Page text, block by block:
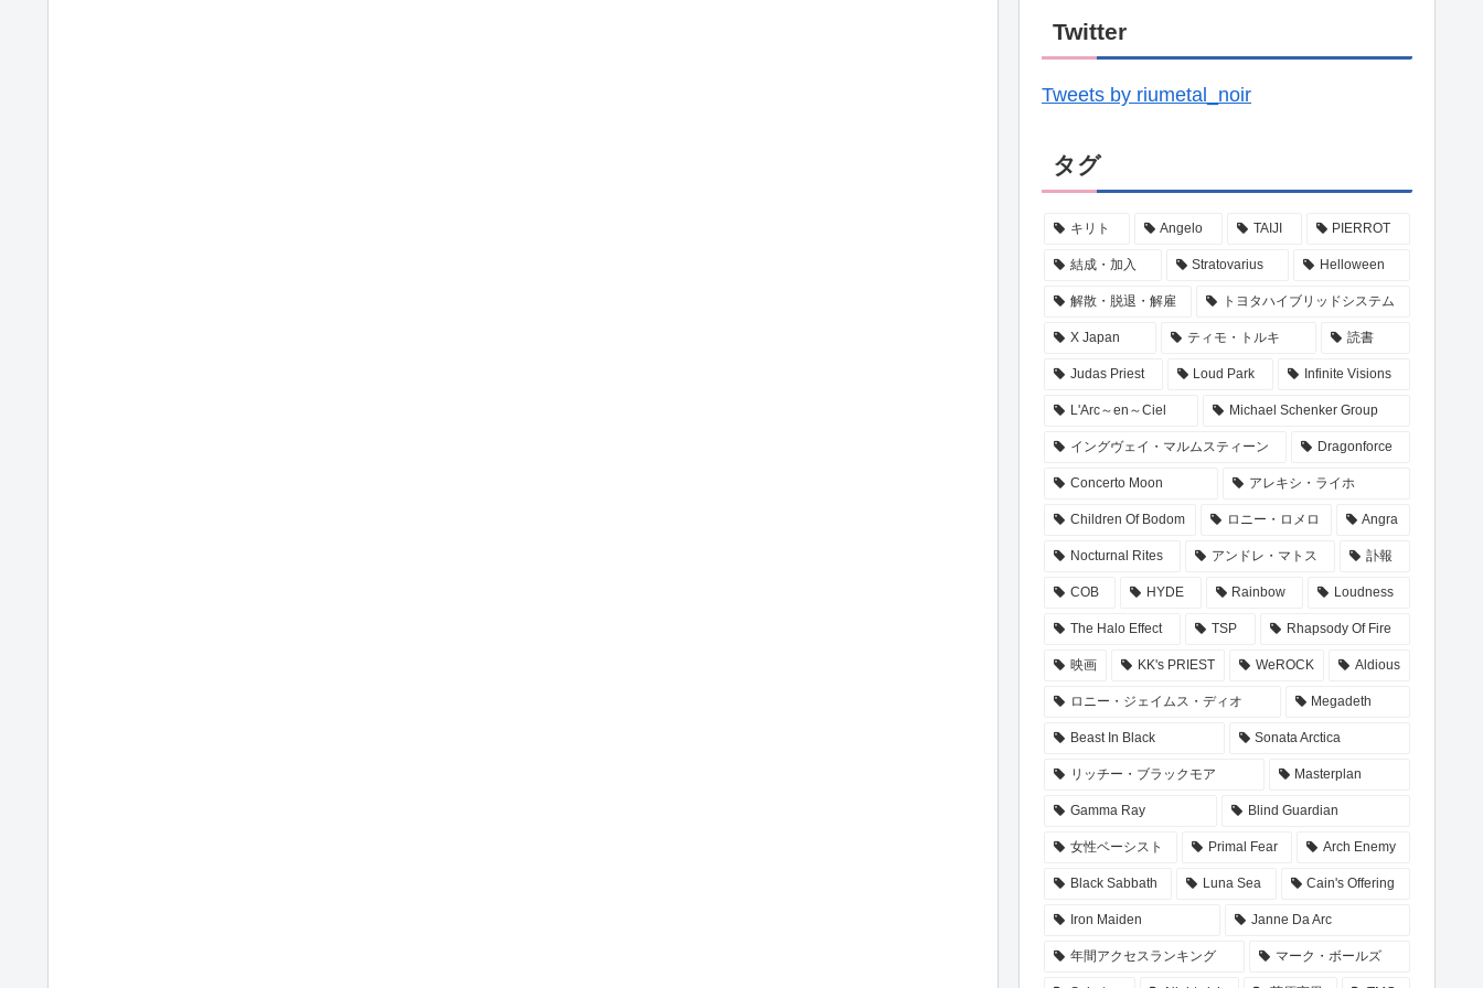
Twitter
Tweets by riumetal_noir
タグ
キリト Angelo TAIJI PIERROT
結成・加入 Stratovarius Helloween
解散・脱退・解雇 トヨタハイブリッドシステム
X Japan ティモ・トルキ 読書
Judas Priest Loud Park Infinite Visions
L'Arc～en～Ciel Michael Schenker Group
イングヴェイ・マルムスティーン Dragonforce
Concerto Moon アレキシ・ライホ
Children Of Bodom ロニー・ロメロ Angra
Nocturnal Rites アンドレ・マトス 訃報
COB HYDE Rainbow Loudness
The Halo Effect TSP Rhapsody Of Fire
映画 KK's PRIEST WeROCK Aldious
ロニー・ジェイムス・ディオ Megadeth
Beast In Black Sonata Arctica
リッチー・ブラックモア Masterplan
Gamma Ray Blind Guardian
女性ベーシスト Primal Fear Arch Enemy
Black Sabbath Luna Sea Cain's Offering
Iron Maiden Janne Da Arc
年間アクセスランキング マーク・ボールズ